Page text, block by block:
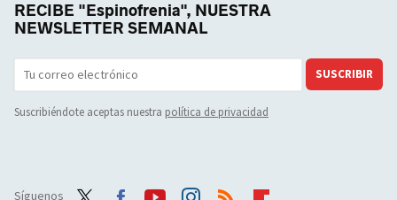
RECIBE "Espinofrenia", NUESTRA
NEWSLETTER SEMANAL
SUSCRIBIR
Suscribiéndote aceptas nuestra política de privacidad
Síguenos